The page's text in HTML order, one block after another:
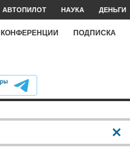
АВТОПИЛОТ НАУКА ДЕНЬГИ
КОНФЕРЕНЦИИ ПОДПИСКА